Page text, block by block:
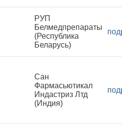
РУП
Белмедпрепараты
(Республика
Беларусь)
Сан
Фармасьютикал
Индастриз Лтд
(Индия)